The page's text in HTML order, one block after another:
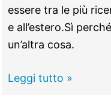
essere tra le più
e all’estero.Sì
un’altra cosa.
Matilde
Leggi tutto »